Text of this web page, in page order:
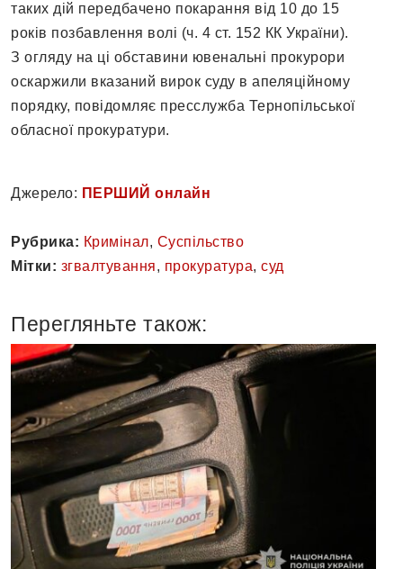
таких дій передбачено покарання від 10 до 15
років позбавлення волі (ч. 4 ст. 152 КК України).
З огляду на ці обставини ювенальні прокурори
оскаржили вказаний вирок суду в апеляційному
порядку, повідомляє пресслужба Тернопільської
обласної прокуратури.
Джерело: ПЕРШИЙ онлайн
Рубрика: Кримінал, Суспільство
Мітки: згвалтування, прокуратура, суд
Перегляньте також: